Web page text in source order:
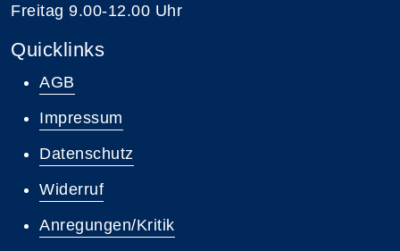
Freitag 9.00-12.00 Uhr
Quicklinks
AGB
Impressum
Datenschutz
Widerruf
Anregungen/Kritik